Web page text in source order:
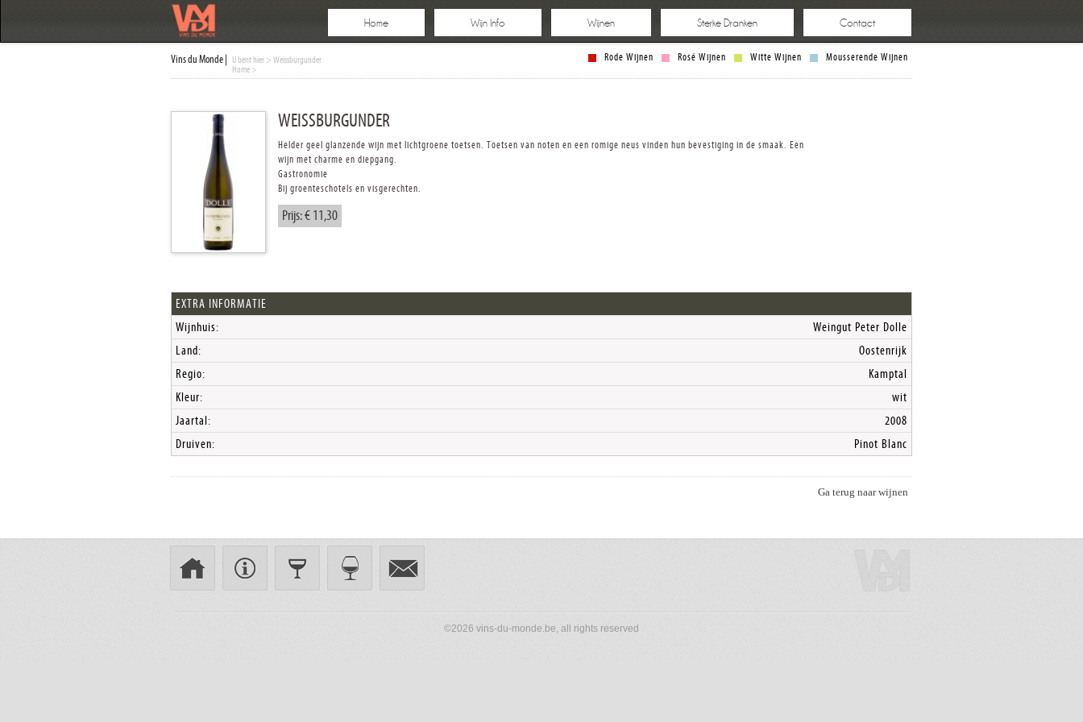
Home Wijn Info Wijnen Sterke Dranken Contact
Vins du Monde |
U bent hier
Home >
> Weissburgunder Rode Wijnen Rosé Wijnen Witte Wijnen Mousserende Wijnen
WEISSBURGUNDER
Helder geel glanzende wijn met lichtgroene toetsen. Toetsen van noten en een romige neus vinden hun bevestiging in de smaak. Een
wijn met charme en diepgang.
Gastronomie
Bij groenteschotels en visgerechten.
Prijs: € 11,30
EXTRA INFORMATIE
Wijnhuis:
Weingut Peter Dolle
Land:
Oostenrijk
Regio:
Kamptal
Kleur:
wit
Jaartal:
2008
Druiven:
Pinot Blanc
Ga terug naar wijnen
©2026 vins-du-monde.be, all rights reserved